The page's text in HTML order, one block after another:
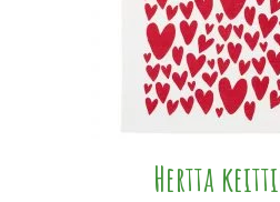
Hertta